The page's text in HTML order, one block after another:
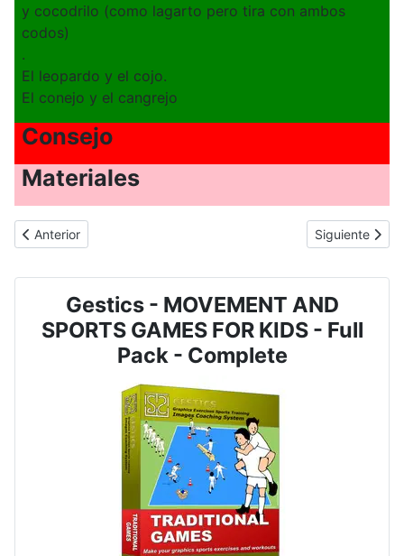
y cocodrilo (como lagarto pero tira con ambos
codos)
.
El leopardo y el cojo.
El conejo y el cangrejo
Consejo
Materiales
Artículo anterior: JUEGO DE MOVIMIENTO Y DEPORTE PARA
Anterior Artículo
Siguiente
Gestics - MOVEMENT AND
SPORTS GAMES FOR KIDS - Full
Pack - Complete